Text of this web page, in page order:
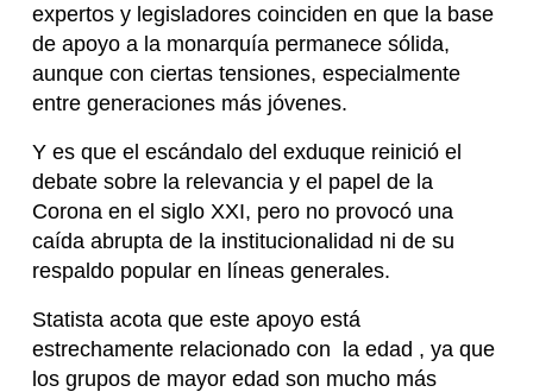
expertos y legisladores coinciden en que la base
de apoyo a la monarquía permanece sólida,
aunque con ciertas tensiones, especialmente
entre generaciones más jóvenes.
Y es que el escándalo del exduque reinició el
debate sobre la relevancia y el papel de la
Corona en el siglo XXI, pero no provocó una
caída abrupta de la institucionalidad ni de su
respaldo popular en líneas generales.
Statista acota que este apoyo está
estrechamente relacionado con la edad , ya que
los grupos de mayor edad son mucho más